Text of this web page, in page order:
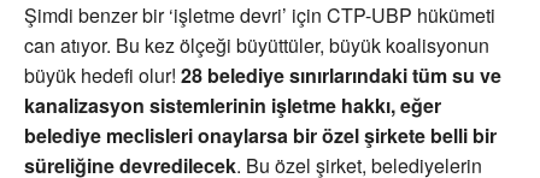
Şimdi benzer bir ‘işletme devri’ için CTP-UBP hükümeti
can atıyor. Bu kez ölçeği büyüttüler, büyük koalisyonun
büyük hedefi olur! 28 belediye sınırlarındaki tüm su ve
kanalizasyon sistemlerinin işletme hakkı, eğer
belediye meclisleri onaylarsa bir özel şirkete belli bir
süreliğine devredilecek. Bu özel şirket, belediyelerin